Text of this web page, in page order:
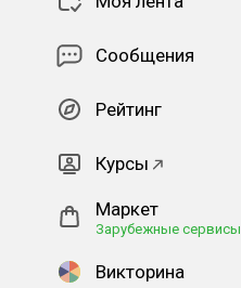
Сообщения
Рейтинг
Курсы
Маркет
Зарубежные сервисы
Викторина